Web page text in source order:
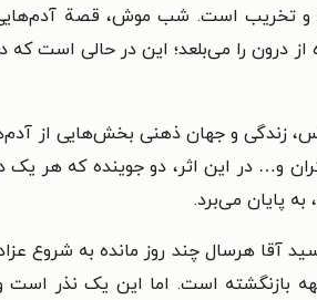
است. شب موش، قصة آدم‌هایی
درون را می‌بلعد؛ این در حالی است که
و جهان ذهنی بخش‌هایی از
و… در این اثر، دو جوینده که هر
به پایان می‌برد.
هرسال چند روز مانده به شروع
بازنگشته است. اما این یک نذر